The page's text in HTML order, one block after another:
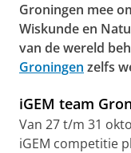
Groningen mee
Wiskunde en
van de wereld
Groningen zelfs
iGEM team
Van 27 t/m 31
iGEM competitie